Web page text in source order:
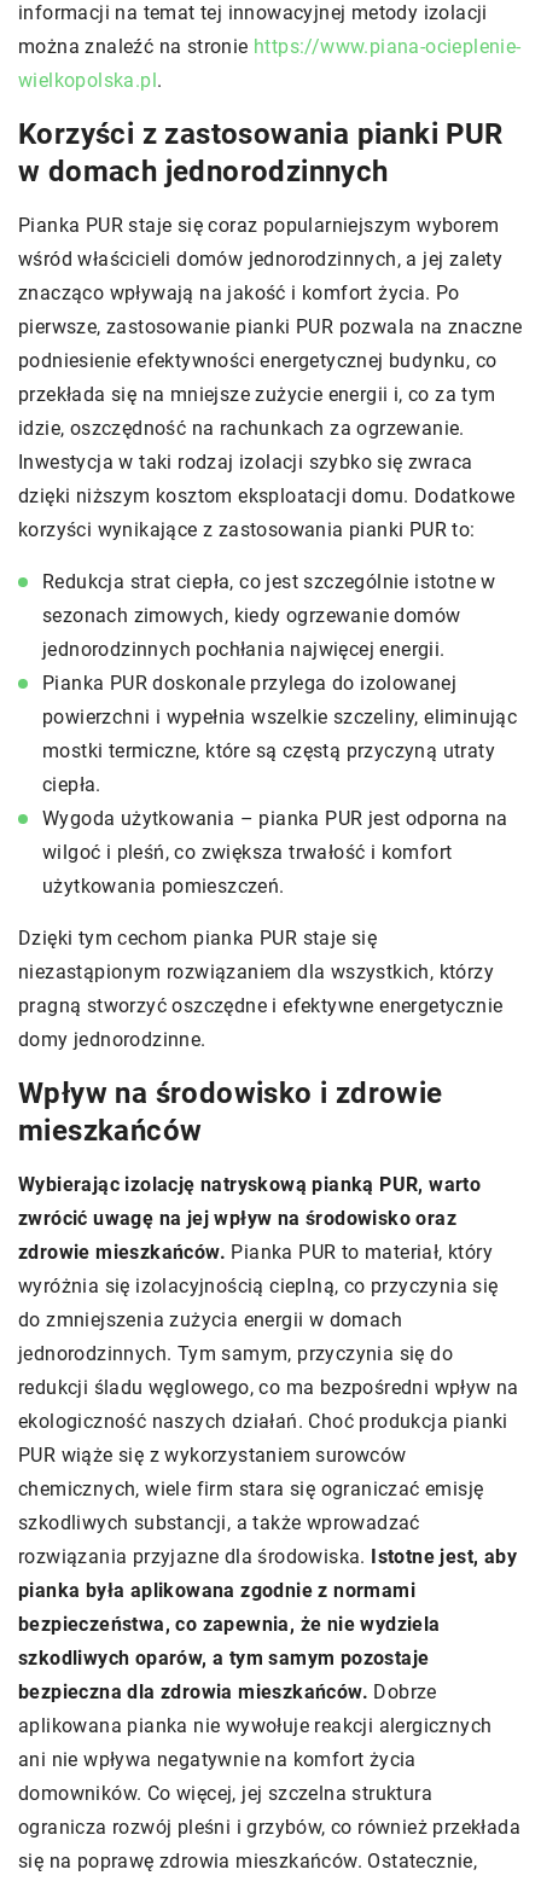
informacji na temat tej innowacyjnej metody izolacji
można znaleźć na stronie https://www.piana-ocieplenie-
wielkopolska.pl .
Korzyści z zastosowania pianki PUR
w domach jednorodzinnych
Pianka PUR staje się coraz popularniejszym wyborem
wśród właścicieli domów jednorodzinnych, a jej zalety
znacząco wpływają na jakość i komfort życia. Po
pierwsze, zastosowanie pianki PUR pozwala na znaczne
podniesienie efektywności energetycznej budynku, co
przekłada się na mniejsze zużycie energii i, co za tym
idzie, oszczędność na rachunkach za ogrzewanie.
Inwestycja w taki rodzaj izolacji szybko się zwraca
dzięki niższym kosztom eksploatacji domu. Dodatkowe
korzyści wynikające z zastosowania pianki PUR to:
Redukcja strat ciepła, co jest szczególnie istotne w
sezonach zimowych, kiedy ogrzewanie domów
jednorodzinnych pochłania najwięcej energii.
Pianka PUR doskonale przylega do izolowanej
powierzchni i wypełnia wszelkie szczeliny, eliminując
mostki termiczne, które są częstą przyczyną utraty
ciepła.
Wygoda użytkowania – pianka PUR jest odporna na
wilgoć i pleśń, co zwiększa trwałość i komfort
użytkowania pomieszczeń.
Dzięki tym cechom pianka PUR staje się
niezastąpionym rozwiązaniem dla wszystkich, którzy
pragną stworzyć oszczędne i efektywne energetycznie
domy jednorodzinne.
Wpływ na środowisko i zdrowie
mieszkańców
Wybierając izolację natryskową pianką PUR, warto
zwrócić uwagę na jej wpływ na środowisko oraz
zdrowie mieszkańców. Pianka PUR to materiał, który
wyróżnia się izolacyjnością cieplną, co przyczynia się
do zmniejszenia zużycia energii w domach
jednorodzinnych. Tym samym, przyczynia się do
redukcji śladu węglowego, co ma bezpośredni wpływ na
ekologiczność naszych działań. Choć produkcja pianki
PUR wiąże się z wykorzystaniem surowców
chemicznych, wiele firm stara się ograniczać emisję
szkodliwych substancji, a także wprowadzać
rozwiązania przyjazne dla środowiska.
Istotne jest, aby
pianka była aplikowana zgodnie z normami
bezpieczeństwa, co zapewnia, że nie wydziela
szkodliwych oparów, a tym samym pozostaje
bezpieczna dla zdrowia mieszkańców. Dobrze
aplikowana pianka nie wywołuje reakcji alergicznych
ani nie wpływa negatywnie na komfort życia
domowników. Co więcej, jej szczelna struktura
ogranicza rozwój pleśni i grzybów, co również przekłada
się na poprawę zdrowia mieszkańców. Ostatecznie,